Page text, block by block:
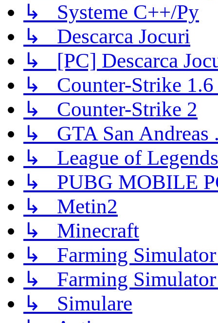
↳ Systeme C++/Py
↳ Descarca Jocuri
↳ [PC] Descarca
↳ Counter-Strike 1.6
↳ Counter-Strike 2
↳ GTA San Andreas
↳ League of Legends
↳ PUBG MOBILE
↳ Metin2
↳ Minecraft
↳ Farming
↳ Farming
↳ Simulare